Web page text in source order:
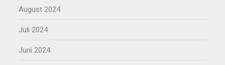
August 2024
Juli 2024
Juni 2024